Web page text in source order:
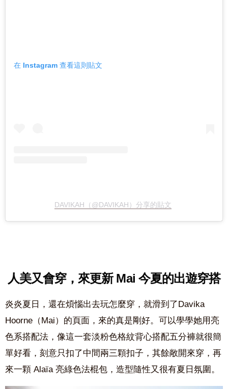
在 Instagram 查看這則貼文
DAVIKAH（@DAVIKAH）分享的貼文
人美又會穿，來更新 Mai 今夏的出遊穿搭
炎炎夏日，還在煩惱出去玩怎麼穿，就滑到了Davika
Hoorne（Mai）的頁面，來的真是剛好。可以學學她用亮
色系搭配法，像這一套淡粉色格紋背心搭配五分褲就很簡
單好看，刻意只扣了中間兩三顆扣子，其餘敞開來穿，再
來一顆 Alaïa 亮綠色法棍包，造型隨性又很有夏日氛圍。